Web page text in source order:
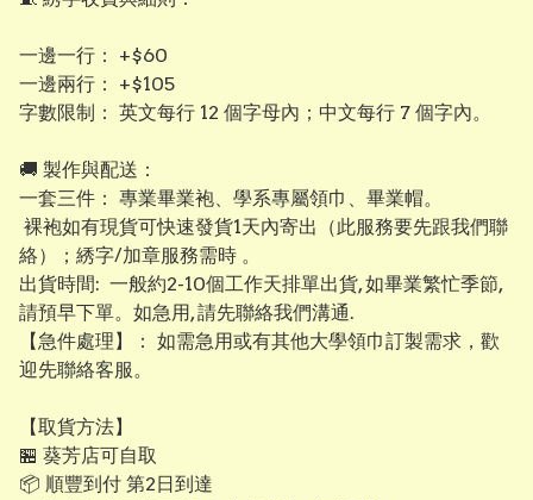
​一邊一行： +$60
​一邊兩行： +$105
​字數限制： 英文每行 12 個字母內；中文每行 7 個字內。
​🚚 製作與配送：
​一套三件： 專業畢業袍、學系專屬領巾、畢業帽。
裸袍如有現貨可快速發貨1天內寄出（此服務要先跟我們聯
絡）；綉字/加章服務需時 。
出貨時間: 一般約2-10個工作天排單出貨, 如畢業繁忙季節,
請預早下單。如急用, 請先聯絡我們溝通.
【​急件處理】： 如需急用或有其他大學領巾訂製需求，歡
迎先聯絡客服。
【取貨方法】
🏪 葵芳店可自取
📦 順豐到付 第2日到達